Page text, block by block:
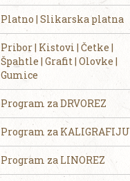
Platno | Slikarska platna
Pribor | Kistovi | Četke |
Špahtle | Grafit | Olovke |
Gumice
Program za DRVOREZ
Program za KALIGRAFIJU
Program za LINOREZ